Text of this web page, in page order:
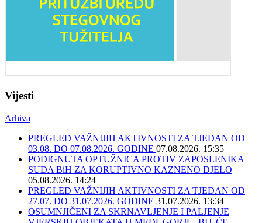
Vijesti
Arhiva
PREGLED VAŽNIJIH AKTIVNOSTI ZA TJEDAN OD
03.08. DO 07.08.2026. GODINE 07.08.2026. 15:35
PODIGNUTA OPTUŽNICA PROTIV ZAPOSLENIKA
SUDA BiH ZA KORUPTIVNO KAZNENO DJELO
05.08.2026. 14:24
PREGLED VAŽNIJIH AKTIVNOSTI ZA TJEDAN OD
27.07. DO 31.07.2026. GODINE 31.07.2026. 13:34
OSUMNJIČENI ZA SKRNAVLJENJE I PALJENJE